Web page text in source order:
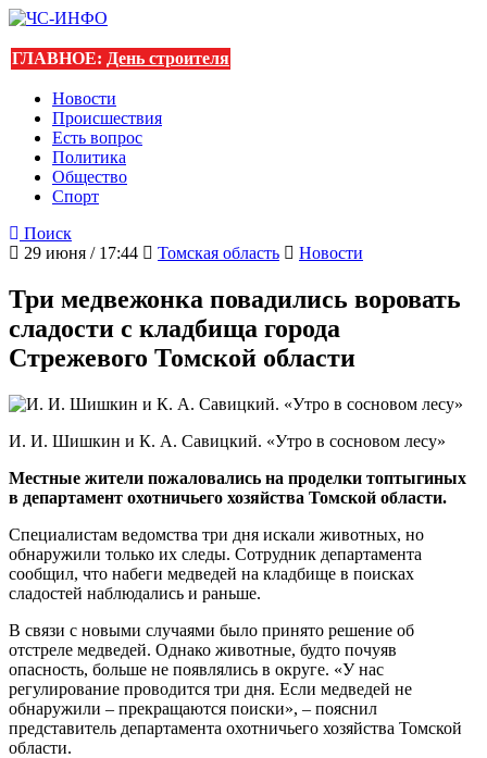
ГЛАВНОЕ: День строителя
Новости
Происшествия
Есть вопрос
Политика
Общество
Спорт
Поиск
29 июня / 17:44
Томская область Новости
Три медвежонка повадились воровать
сладости с кладбища города
Стрежевого Томской области
И. И. Шишкин и К. А. Савицкий. «Утро в сосновом лесу»
Местные жители пожаловались на проделки топтыгиных
в департамент охотничьего хозяйства Томской области.
Специалистам ведомства три дня искали животных, но
обнаружили только их следы. Сотрудник департамента
сообщил, что набеги медведей на кладбище в поисках
сладостей наблюдались и раньше.
В связи с новыми случаями было принято решение об
отстреле медведей. Однако животные, будто почуяв
опасность, больше не появлялись в округе. «У нас
регулирование проводится три дня. Если медведей не
обнаружили – прекращаются поиски», – пояснил
представитель департамента охотничьего хозяйства Томской
области.